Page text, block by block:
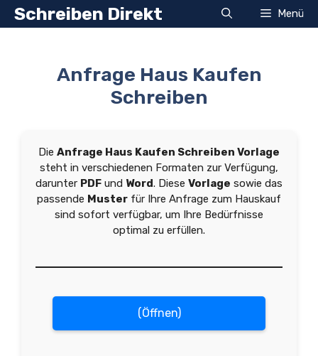
Zum
InhaltSchreiben Direkt Menü
Anfrage Haus Kaufen
Schreiben
Die Anfrage Haus Kaufen Schreiben Vorlage
steht in verschiedenen Formaten zur Verfügung,
darunter PDF und Word. Diese Vorlage sowie das
passende Muster für Ihre Anfrage zum Hauskauf
sind sofort verfügbar, um Ihre Bedürfnisse
optimal zu erfüllen.
(Öffnen)